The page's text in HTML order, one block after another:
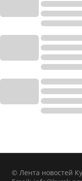
© Лента новостей